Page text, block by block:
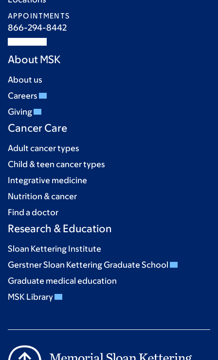
APPOINTMENTS
866-294-8442
About MSK
About us
Careers
Giving
Cancer Care
Adult cancer types
Child & teen cancer types
Integrative medicine
Nutrition & cancer
Find a doctor
Research & Education
Sloan Kettering Institute
Gerstner Sloan Kettering Graduate School
Graduate medical education
MSK Library